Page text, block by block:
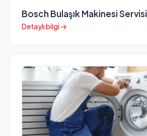
Bosch Bulaşık Makinesi Servisi
Detaylı bilgi →